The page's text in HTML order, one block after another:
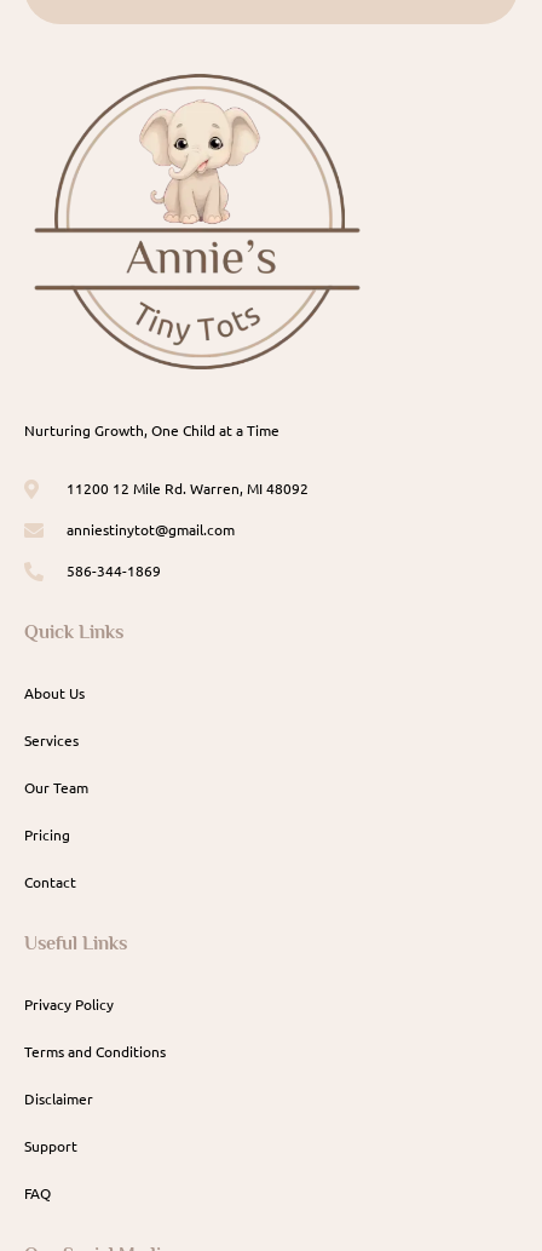
Nurturing Growth, One Child at a Time
11200 12 Mile Rd. Warren, MI 48092
anniestinytot@gmail.com
586-344-1869
Quick Links
About Us
Services
Our Team
Pricing
Contact
Useful Links
Privacy Policy
Terms and Conditions
Disclaimer
Support
FAQ